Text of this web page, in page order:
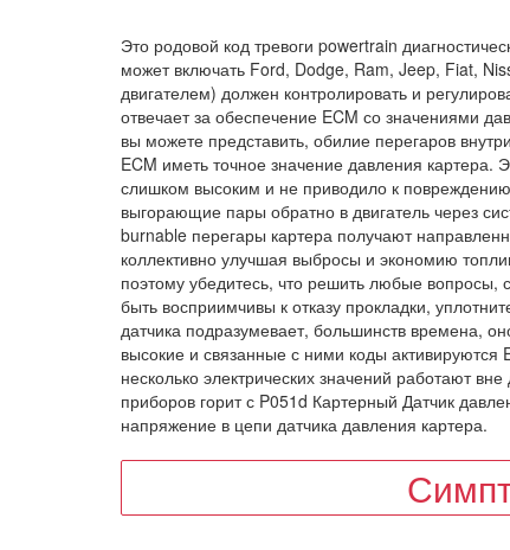
Это родовой код тревоги powertrain
может включать Ford, Dodge, Ram, Jeep, Fiat,
двигателем) должен контролировать и
отвечает за обеспечение ECM со значениями
вы можете представить, обилие перегаров
ECM иметь точное значение давления
слишком высоким и не приводило к повреждению
выгорающие пары обратно в двигатель через
burnable перегары картера получают
коллективно улучшая выбросы и экономию
поэтому убедитесь, что решить любые вопросы,
быть восприимчивы к отказу прокладки,
датчика подразумевает, большинств времена,
высокие и связанные с ними коды активируются
несколько электрических значений работают
приборов горит с P051d Картерный Датчик
напряжение в цепи датчика давления картера.